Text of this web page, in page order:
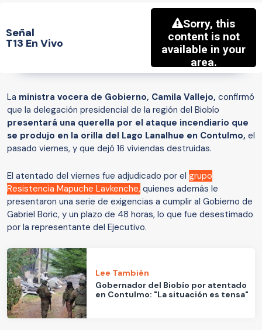
Señal
T13 En Vivo
La ministra vocera de Gobierno, Camila Vallejo, confirmó
que la delegación presidencial de la región del Biobío
presentará una querella por el ataque incendiario que
se produjo en la orilla del Lago Lanalhue en Contulmo, el
pasado viernes, y que dejó 16 viviendas destruidas.
El atentado del viernes fue adjudicado por el grupo
Resistencia Mapuche Lavkenche, quienes además le
presentaron una serie de exigencias a cumplir al Gobierno de
Gabriel Boric, y un plazo de 48 horas, lo que fue desestimado
por la representante del Ejecutivo.
Lee También
Gobernador del Biobío por atentado
en Contulmo: "La situación es tensa"